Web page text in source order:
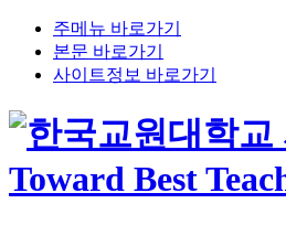
주메뉴 바로가기
본문 바로가기
사이트정보 바로가기